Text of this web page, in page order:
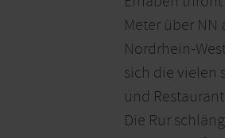
Meter über
Nordrhein-
sich die vielen
und
Die Rur